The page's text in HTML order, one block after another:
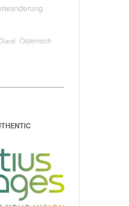
Österreich